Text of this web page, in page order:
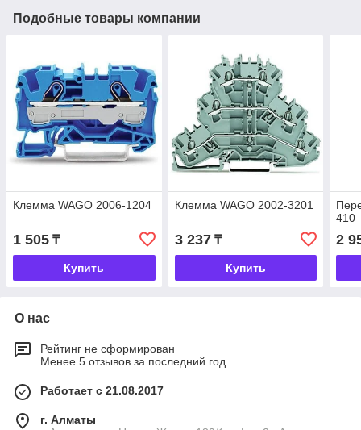
Подобные товары компании
Клемма WAGO 2006-1204
1 505 ₸
Купить
Клемма WAGO 2002-3201
3 237₸
Купить
410
2
О нас
Рейтинг не сформирован
Менее 5 отзывов за последний год
Работает с 21.08.2017
г. Алматы